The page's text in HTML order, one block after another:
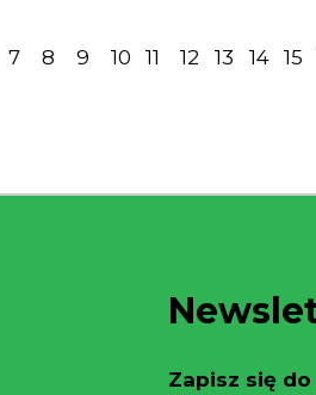
7 8 9 10 11 12 13 14 15
Zapisz się